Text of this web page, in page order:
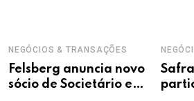
NEGÓCIOS & TRANSAÇÕES
Felsberg anuncia novo
sócio de Societário e